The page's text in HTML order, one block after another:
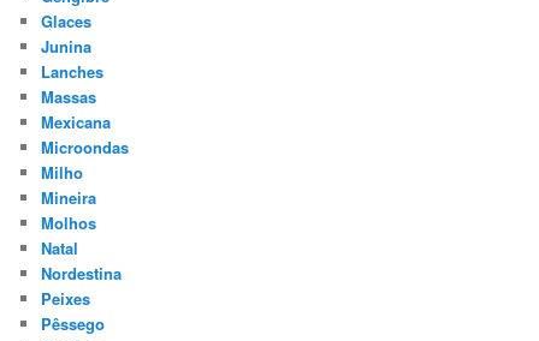
Glaces
Junina
Lanches
Massas
Mexicana
Microondas
Milho
Mineira
Molhos
Natal
Nordestina
Peixes
Pêssego